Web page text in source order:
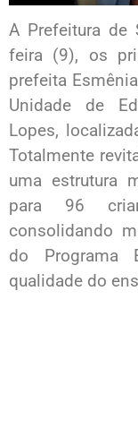
A Prefeitura de
feira (9), os
prefeita
Unidade de
Lopes,
Totalmente
uma estrutura
para 96
consolidando
do Programa
qualidade do